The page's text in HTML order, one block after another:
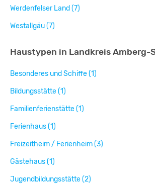
Werdenfelser Land (7)
Westallgäu (7)
Haustypen in Landkreis Amberg-
Besonderes und Schiffe (1)
Bildungsstätte (1)
Familienferienstätte (1)
Ferienhaus (1)
Freizeitheim / Ferienheim (3)
Gästehaus (1)
Jugendbildungsstätte (2)